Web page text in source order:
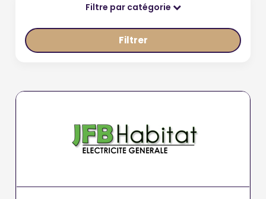
Filtre par catégorie
Filtrer